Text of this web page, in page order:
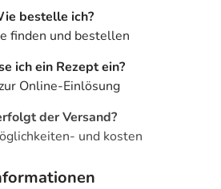
bestelle ich?
finden und bestellen
ich ein Rezept ein?
Online-Einlösung
der Versand?
und kosten